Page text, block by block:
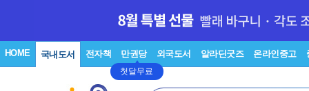
HOME 국내도서 전자책 만권당
첫달무료
외국도서 알라딘굿즈 온라인중고